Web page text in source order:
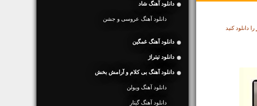
را دانلود کنید
دانلود آهنگ شاد
دانلود آهنگ عروسی و جشن
دانلود آهنگ غمگین
دانلود تیتراژ
دانلود آهنگ بی کلام و آرامش بخش
دانلود آهنگ ویولن
دانلود آهنگ گیتار